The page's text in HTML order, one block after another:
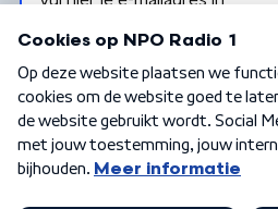
Algemene voorwaarden